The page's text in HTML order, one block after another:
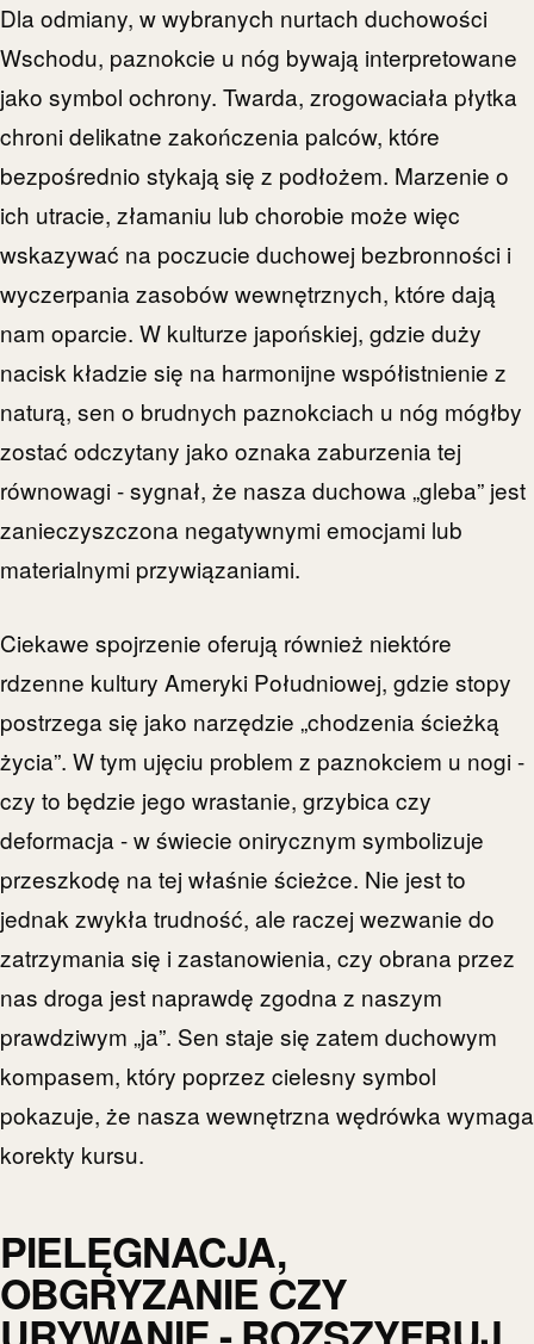
Dla odmiany, w wybranych nurtach duchowości
Wschodu, paznokcie u nóg bywają interpretowane
jako symbol ochrony. Twarda, zrogowaciała płytka
chroni delikatne zakończenia palców, które
bezpośrednio stykają się z podłożem. Marzenie o
ich utracie, złamaniu lub chorobie może więc
wskazywać na poczucie duchowej bezbronności i
wyczerpania zasobów wewnętrznych, które dają
nam oparcie. W kulturze japońskiej, gdzie duży
nacisk kładzie się na harmonijne współistnienie z
naturą, sen o brudnych paznokciach u nóg mógłby
zostać odczytany jako oznaka zaburzenia tej
równowagi - sygnał, że nasza duchowa „gleba” jest
zanieczyszczona negatywnymi emocjami lub
materialnymi przywiązaniami.
Ciekawe spojrzenie oferują również niektóre
rdzenne kultury Ameryki Południowej, gdzie stopy
postrzega się jako narzędzie „chodzenia ścieżką
życia”. W tym ujęciu problem z paznokciem u nogi -
czy to będzie jego wrastanie, grzybica czy
deformacja - w świecie onirycznym symbolizuje
przeszkodę na tej właśnie ścieżce. Nie jest to
jednak zwykła trudność, ale raczej wezwanie do
zatrzymania się i zastanowienia, czy obrana przez
nas droga jest naprawdę zgodna z naszym
prawdziwym „ja”. Sen staje się zatem duchowym
kompasem, który poprzez cielesny symbol
pokazuje, że nasza wewnętrzna wędrówka wymaga
korekty kursu.
PIELĘGNACJA,
OBGRYZANIE CZY